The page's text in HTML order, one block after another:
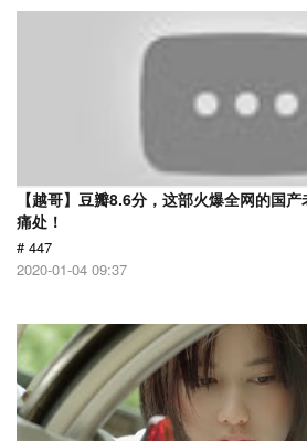
【越哥】豆瓣8.6分，这部火爆全网的国
痛处！
# 447
2020-01-04 09:37